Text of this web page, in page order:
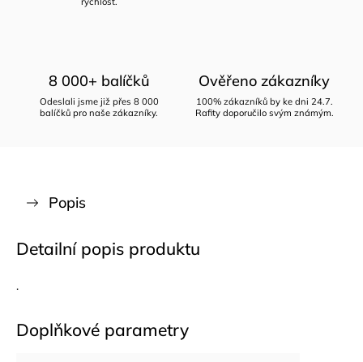
8 000+ balíčků
Odeslali jsme již přes 8 000
balíčků pro naše zákazníky.
Ověřeno zákazníky
100% zákazníků by ke dni 24.7.
Rafity doporučilo svým známým.
Popis
Detailní popis produktu
.
Doplňkové parametry